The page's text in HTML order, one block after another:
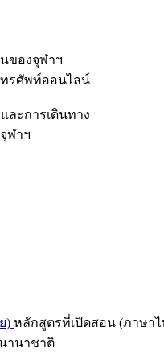
ของจุฬาฯ
รศัพท์ออนไลน์
ละการเดินทาง
ฬาฯ
) หลักสูตรที่เปิดสอน (ภาษาไ
านาชาติ